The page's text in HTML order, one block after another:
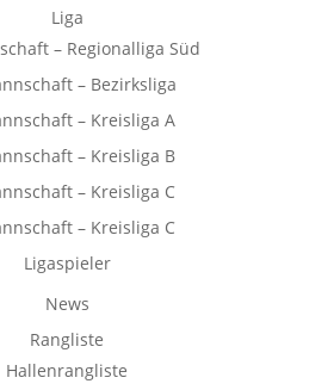
Liga
– Regionalliga Süd
– Bezirksliga
– Kreisliga A
– Kreisliga B
– Kreisliga C
– Kreisliga C
Ligaspieler
News
Rangliste
Hallenrangliste